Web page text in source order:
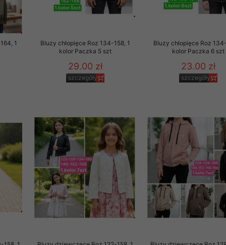
1
Bluzy chłopięce Roz 134-158, 1
kolor Paczka 5 szt
29.00 zł
szczegóły
Bluzy chłopięce Roz
kolor Paczka 6 szt
23.00 zł
szczegóły
przez OMEZ
wycofanie zgody nie
Twoich
osobowych.